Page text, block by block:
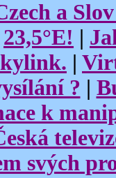
a
23,5°E! |
|
? |
k
svých